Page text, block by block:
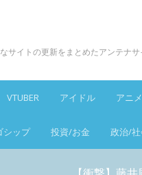
サイトの更新をまとめたアンテナサ
VTUBER アイドル アニメ
シップ 投資/お金 政治/社